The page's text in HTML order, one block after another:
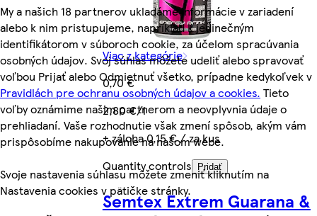
My a našich 18 partnerov ukladáme informácie v zariadení
alebo k nim pristupujeme, napríklad k jedinečným
identifikátorom v súboroch cookie, za účelom spracúvania
osobných údajov. Svoj súhlas môžete udeliť alebo spravovať
voľbou Prijať alebo Odmietnuť všetko, prípadne kedykoľvek v
Pravidlách pre ochranu osobných údajov a cookies. Tieto
voľby oznámime našim partnerom a neovplyvnia údaje o
prehliadaní. Vaše rozhodnutie však zmení spôsob, akým vám
prispôsobíme nakupovanie na našom webe.
Svoje nastavenia súhlasu môžete zmeniť kliknutím na
Nastavenia cookies v pätičke stránky.
Viac z kategórie
0,70 €
2,80 €/l
+ záloha 0,15 € / za kus
Quantity controls
Pridať
Semtex Extrem Guarana &